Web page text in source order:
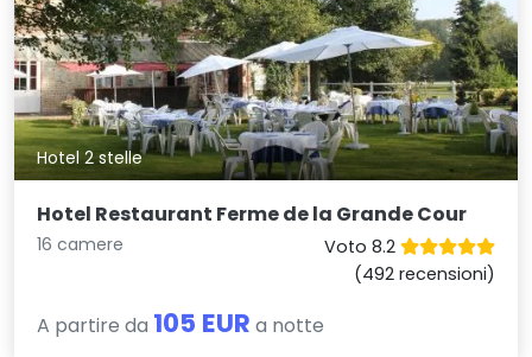
Hotel 2 stelle
Hotel Restaurant Ferme de la Grande Cour
16 camere
Voto 8.2
(492 recensioni)
A partire da 105 EUR a notte